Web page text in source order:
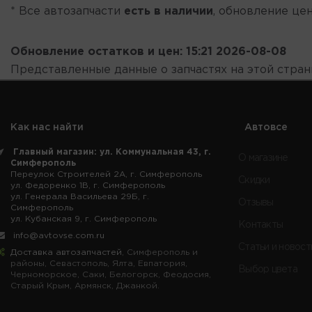
* Все автозапчасти есть в наличии, обновление
Обновление остатков и цен: 15:21 2026-08-08
Представленные данные о запчастях на этой
Как нас найти
Главный магазин: ул. Коммунальная 43, г.
Симферополь
Переулок Строителей 2А, г. Симферополь
ул. Федоренко 1В, г. Симферополь
ул. Генерала Васильева 29Б, г.
Симферополь
ул. Кубанская 9, г. Симферополь
info@avtovse.com.ru
Доставка автозапчастей , Симферополь и
районы, Севастополь, Ялта, Евпатория,
Черноморское, Саки, Белогорск, Феодосия,
Старый Крым, Армянск, Джанкой.
Автовсе